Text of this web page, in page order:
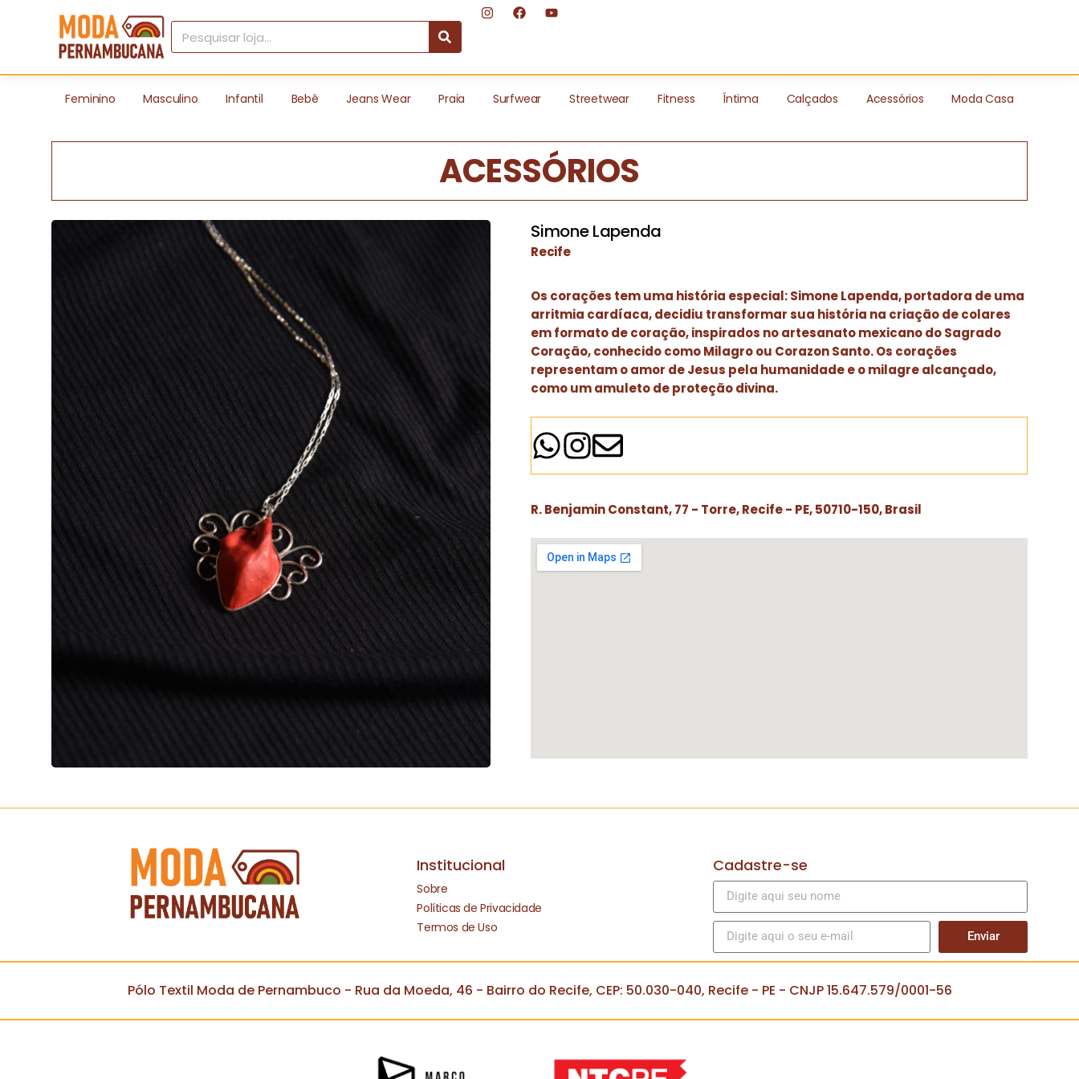
Feminino Masculino Infantil Bebê Jeans Wear Praia Surfwear Streetwear Fitness Íntima Calçados Acessórios Moda Casa
ACESSÓRIOS
Simone Lapenda
Recife
Os corações tem uma história especial: Simone Lapenda, portadora de uma
arritmia cardíaca, decidiu transformar sua história na criação de colares
em formato de coração, inspirados no artesanato mexicano do Sagrado
Coração, conhecido como Milagro ou Corazon Santo. Os corações
representam o amor de Jesus pela humanidade e o milagre alcançado,
como um amuleto de proteção divina.
R. Benjamin Constant, 77 - Torre, Recife - PE, 50710-150, Brasil
Institucional
Sobre
Políticas de Privacidade
Termos de Uso
Cadastre-se
Enviar
Pólo Textil Moda de Pernambuco - Rua da Moeda, 46 - Bairro do Recife, CEP: 50.030-040, Recife - PE - CNJP 15.647.579/0001-56